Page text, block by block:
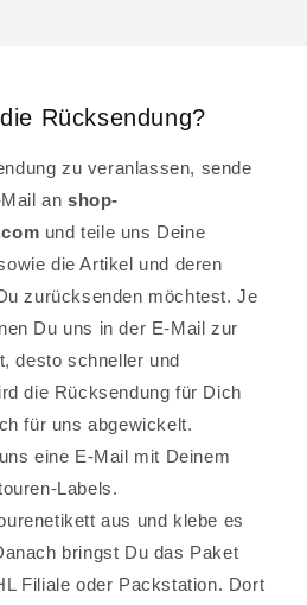
Rücksendung?
zu veranlassen, sende
Mail anshop-
und teile uns Deine
die Artikel und deren
zurücksenden möchtest. Je
Du uns in der E-Mail zur
desto schneller und
die Rücksendung für Dich
für uns abgewickelt.
eine E-Mail mit Deinem
Labels.
aus und klebe es
bringst Du das Paket
Filiale oder Packstation. Dort